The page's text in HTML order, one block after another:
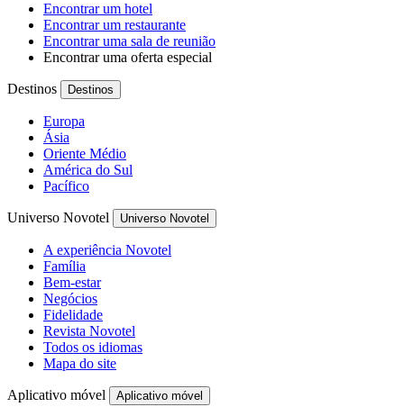
Encontrar um hotel
Encontrar um restaurante
Encontrar uma sala de reunião
Encontrar uma oferta especial
Destinos Destinos
Europa
Ásia
Oriente Médio
América do Sul
Pacífico
Universo Novotel Universo Novotel
A experiência Novotel
Família
Bem-estar
Negócios
Fidelidade
Revista Novotel
Todos os idiomas
Mapa do site
Aplicativo móvel Aplicativo móvel